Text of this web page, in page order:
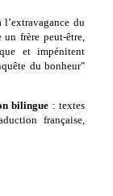
du
frère peut-être,
et impénitent
du bonheur"
bilingue : textes
française,